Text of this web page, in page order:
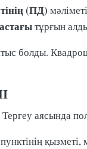
(ПД)
тұрғын
болды.
аясында